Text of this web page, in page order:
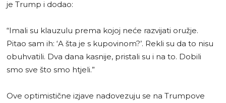
je Trump i dodao:
“Imali su klauzulu prema kojoj neće razvijati oružje.
Pitao sam ih: ‘A šta je s kupovinom?’. Rekli su da to nisu
obuhvatili. Dva dana kasnije, pristali su i na to. Dobili
smo sve što smo htjeli.”
Ove optimistične izjave nadovezuju se na Trumpove